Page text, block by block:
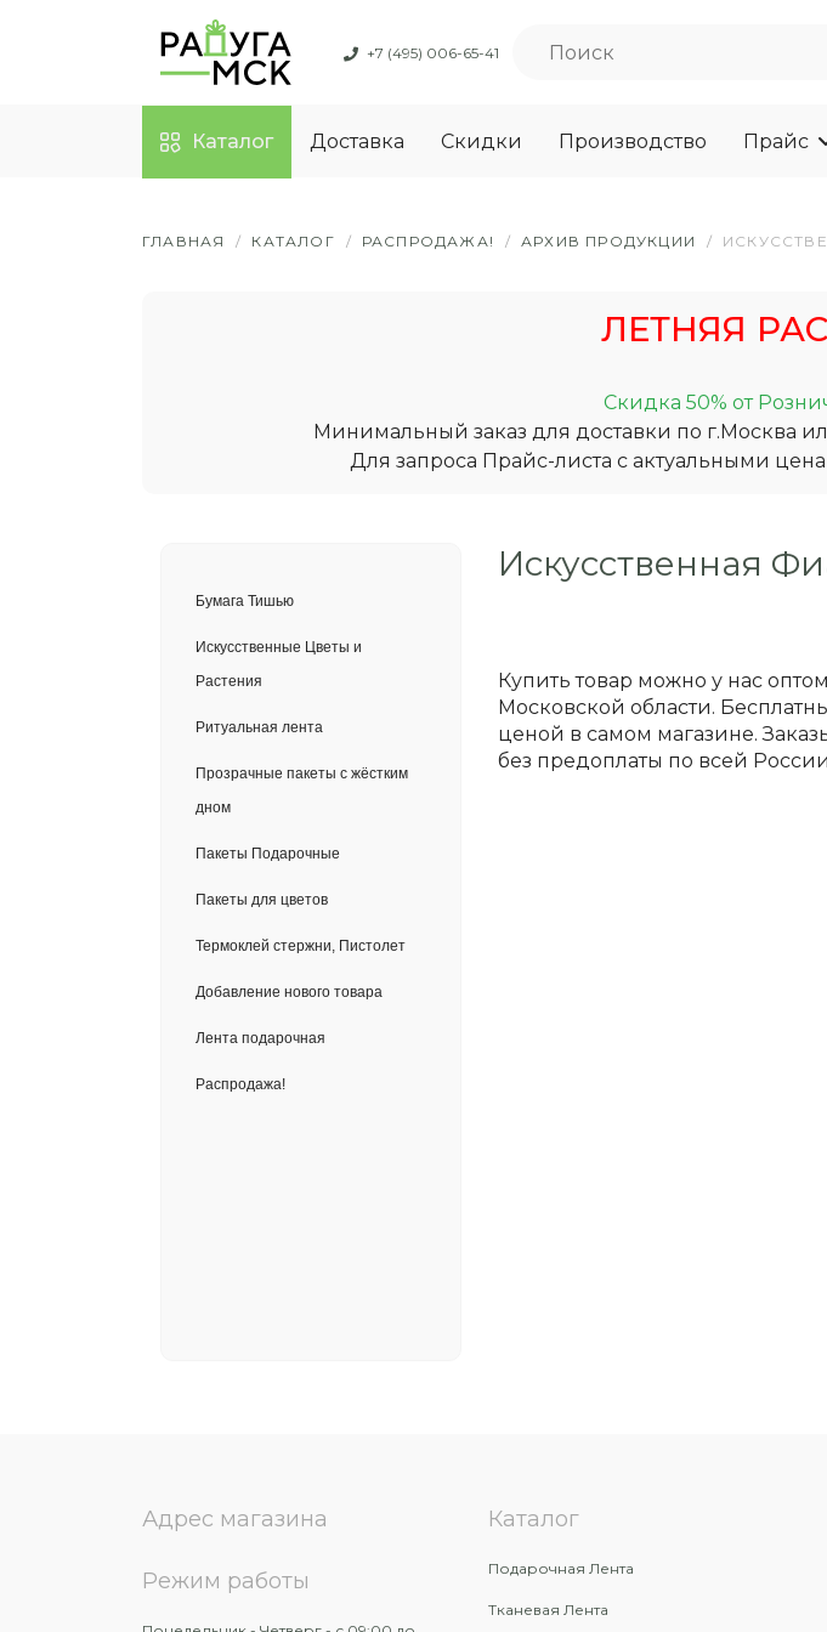
+7 (495) 006-65-41
Каталог Доставка Скидки Производство Прайс
ГЛАВНАЯ / КАТАЛОГ / РАСПРОДАЖА! / АРХИВ ПРОДУКЦИИ /
ЛЕТНЯЯ
Скидка 50% от
Минимальный заказ для доставки по г.Москва
Для запроса Прайс-листа с актуальными
Бумага Тишью
Искусственные Цветы и
Растения
Ритуальная лента
Прозрачные пакеты с жёстким
дном
Пакеты Подарочные
Пакеты для цветов
Термоклей стержни, Пистолет
Добавление нового товара
Лента подарочная
Распродажа!
Искусственная
Купить товар можно у нас
Московской области.
ценой в самом магазине.
без предоплаты по всей
Адрес магазина
Режим работы
Каталог
Подарочная Лента
Тканевая Лента